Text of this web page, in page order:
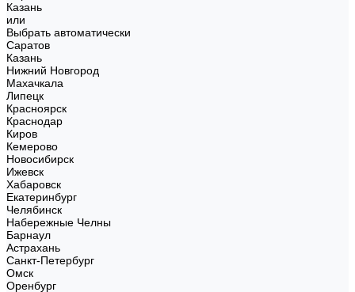
Казань
или
Выбрать автоматически
Саратов
Казань
Нижний Новгород
Махачкала
Липецк
Красноярск
Краснодар
Киров
Кемерово
Новосибирск
Ижевск
Хабаровск
Екатеринбург
Челябинск
Набережные Челны
Барнаул
Астрахань
Санкт-Петербург
Омск
Оренбург